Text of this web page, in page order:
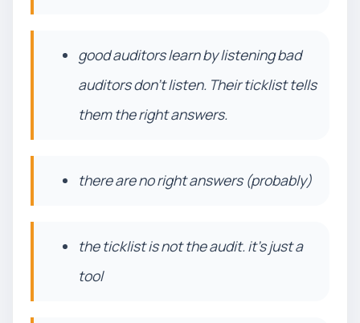
good auditors learn by listening bad
auditors don’t listen. Their ticklist tells
them the right answers.
there are no right answers (probably)
the ticklist is not the audit. it’s just a
tool